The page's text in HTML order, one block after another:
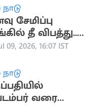
சேமிப்பு
தீ விபத்து..
நடத்த
09, 2026, 16:07 IST
வரை